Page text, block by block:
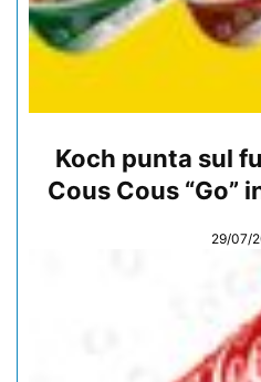
Koch punta sul
Cous Cous “Go”
29/07/